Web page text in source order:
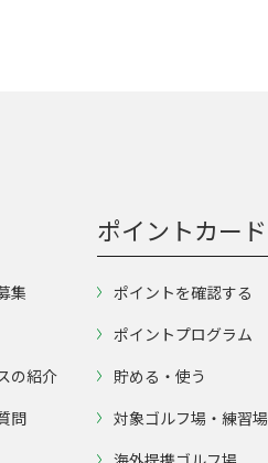
集
の紹介
問
ポイントカード
ポイントを確認する
ポイントプログラム
貯める・使う
対象ゴルフ場・練習場